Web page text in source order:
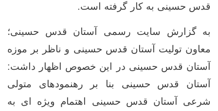
قدس حسینی به کار گرفته است.
به گزارش سایت رسمی آستان قدس حسینی؛
معاون تولیت آستان قدس حسینی و ناظر بر موزه
آستان قدس حسینی در این خصوص اظهار داشت:
آستان قدس حسینی بنا بر رهنمودهای متولی
شرعی آستان قدس حسینی اهتمام ویژه ای به